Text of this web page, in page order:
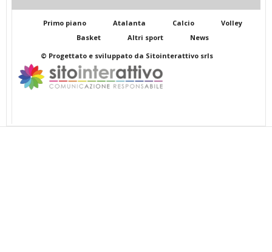
Primo piano Atalanta Calcio
Volley
Basket
Altri sport
News
© Progettato e sviluppato da Sitointerattivo srls